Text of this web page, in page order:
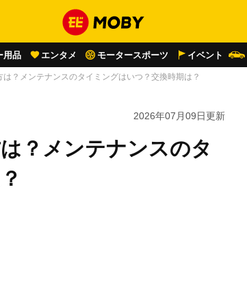
用品 エンタメ モータースポーツ イベント
？メンテナンスのタイミングはいつ？交換時期は？
2026年07月09日更新
？メンテナンスのタ